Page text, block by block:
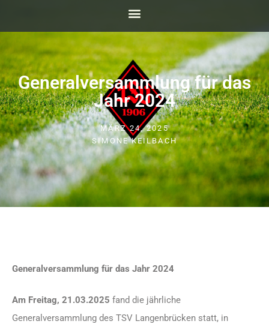
Generalversammlung für das
Jahr 2024
MÄRZ 24, 2025
SIMONE KEILBACH
Generalversammlung für das Jahr 2024
Am Freitag, 21.03.2025 fand die jährliche
Generalversammlung des TSV Langenbrücken statt, in